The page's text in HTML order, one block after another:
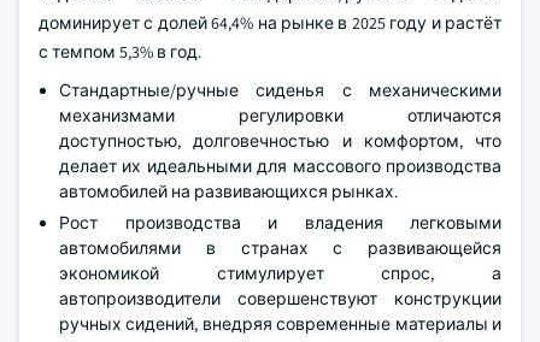
доминирует с долей 64,4% на рынке в 2025 году и растёт
с темпом 5,3% в год.
Стандартные/ручные сиденья с механическими
механизмами регулировки отличаются
доступностью, долговечностью и комфортом, что
делает их идеальными для массового производства
автомобилей на развивающихся рынках.
Рост производства и владения легковыми
автомобилями в странах с развивающейся
экономикой стимулирует спрос, а
автопроизводители совершенствуют конструкции
ручных сидений, внедряя современные материалы и